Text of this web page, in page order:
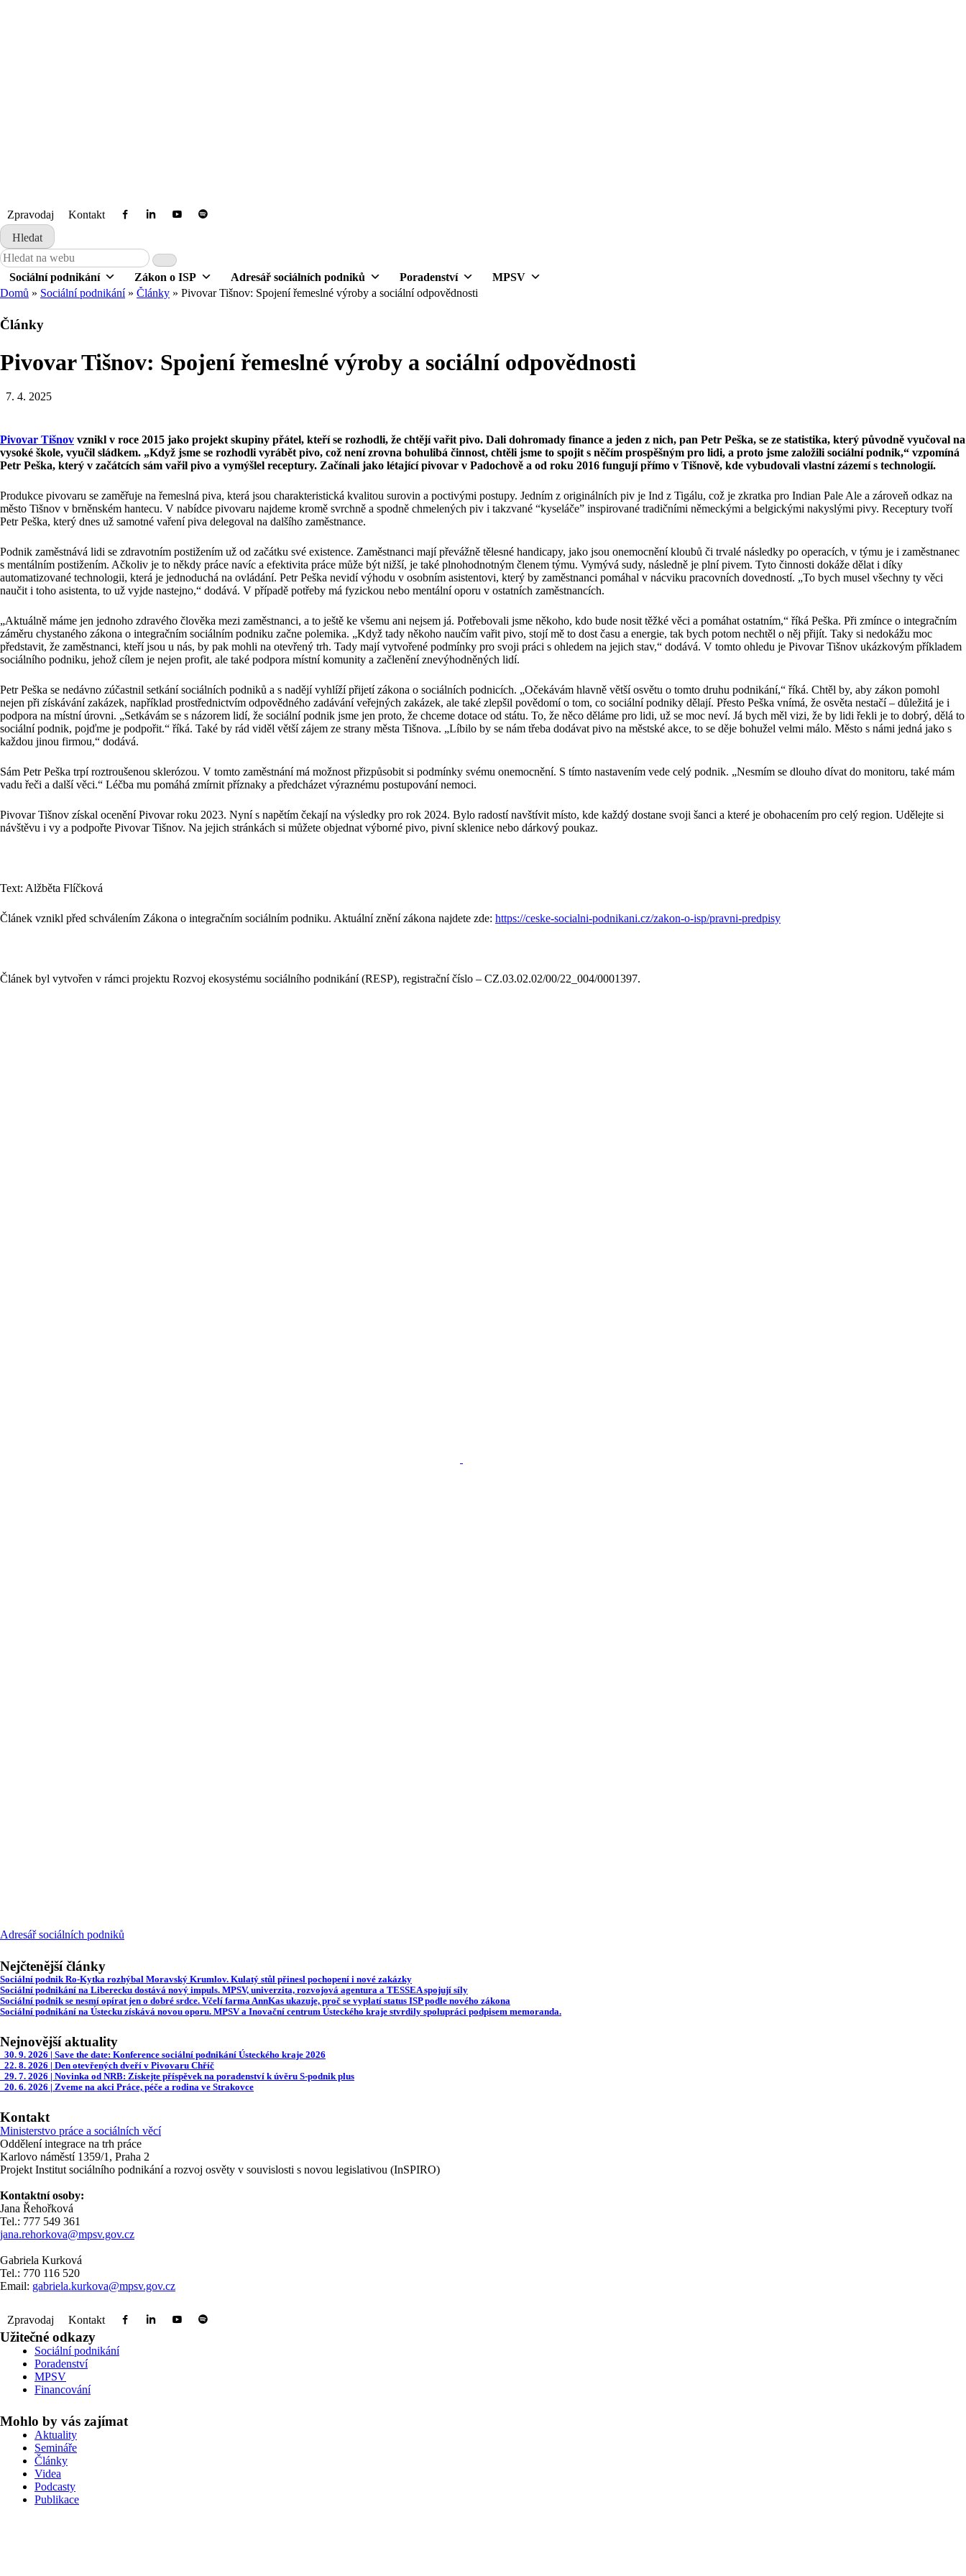
České sociální podnikání
Zpravodaj
Kontakt
Hledat
Search
for:
Sociální podnikání
Zákon o ISP Adresář sociálních podniků Poradenství
MPSV
Domů » Sociální podnikání» Články » Pivovar Tišnov: Spojení řemeslné výroby a sociální odpovědnosti
Články
Pivovar Tišnov: Spojení řemeslné výroby a sociální odpovědnosti
7. 4. 2025
Pivovar Tišnov vznikl v roce 2015 jako projekt skupiny přátel, kteří se rozhodli, že chtějí vařit pivo. Dali dohromady finance a jeden z nich, pan Petr Peška, se ze statistika, který původně vyučoval na
vysoké škole, vyučil sládkem. „Když jsme se rozhodli vyrábět pivo, což není zrovna bohulibá činnost, chtěli jsme to spojit s něčím prospěšným pro lidi, a proto jsme založili sociální podnik,“ vzpomíná
Petr Peška, který v začátcích sám vařil pivo a vymýšlel receptury. Začínali jako létající pivovar v Padochově a od roku 2016 fungují přímo v Tišnově, kde vybudovali vlastní zázemí s technologií.
Produkce pivovaru se zaměřuje na řemeslná piva, která jsou charakteristická kvalitou surovin a poctivými postupy. Jedním z originálních piv je Ind z Tigálu, což je zkratka pro Indian Pale Ale a zároveň odkaz na
město Tišnov v brněnském hantecu. V nabídce pivovaru najdeme kromě svrchně a spodně chmelených piv i takzvané “kyseláče” inspirované tradičními německými a belgickými nakyslými pivy. Receptury tvoří
Petr Peška, který dnes už samotné vaření piva delegoval na dalšího zaměstnance.
Podnik zaměstnává lidi se zdravotním postižením už od začátku své existence. Zaměstnanci mají převážně tělesné handicapy, jako jsou onemocnění kloubů či trvalé následky po operacích, v týmu je i zaměstnanec
s mentálním postižením. Ačkoliv je to někdy práce navíc a efektivita práce může být nižší, je také plnohodnotným členem týmu. Vymývá sudy, následně je plní pivem. Tyto činnosti dokáže dělat i díky
automatizované technologii, která je jednoduchá na ovládání. Petr Peška nevidí výhodu v osobním asistentovi, který by zaměstnanci pomáhal v nácviku pracovních dovedností. „To bych musel všechny ty věci
naučit i toho asistenta, to už vyjde nastejno,“ dodává. V případě potřeby má fyzickou nebo mentální oporu v ostatních zaměstnancích.
„Aktuálně máme jen jednoho zdravého člověka mezi zaměstnanci, a to ještě ke všemu ani nejsem já. Potřebovali jsme někoho, kdo bude nosit těžké věci a pomáhat ostatním,“ říká Peška. Při zmínce o integračním
záměru chystaného zákona o integračním sociálním podniku začne polemika. „Když tady někoho naučím vařit pivo, stojí mě to dost času a energie, tak bych potom nechtěl o něj přijít. Taky si nedokážu moc
představit, že zaměstnanci, kteří jsou u nás, by pak mohli na otevřený trh. Tady mají vytvořené podmínky pro svoji práci s ohledem na jejich stav,“ dodává. V tomto ohledu je Pivovar Tišnov ukázkovým příkladem
sociálního podniku, jehož cílem je nejen profit, ale také podpora místní komunity a začlenění znevýhodněných lidí.
Petr Peška se nedávno zúčastnil setkání sociálních podniků a s nadějí vyhlíží přijetí zákona o sociálních podnicích. „Očekávám hlavně větší osvětu o tomto druhu podnikání,“ říká. Chtěl by, aby zákon pomohl
nejen při získávání zakázek, například prostřednictvím odpovědného zadávání veřejných zakázek, ale také zlepšil povědomí o tom, co sociální podniky dělají. Přesto Peška vnímá, že osvěta nestačí – důležitá je i
podpora na místní úrovni. „Setkávám se s názorem lidí, že sociální podnik jsme jen proto, že chceme dotace od státu. To, že něco děláme pro lidi, už se moc neví. Já bych měl vizi, že by lidi řekli je to dobrý, dělá to
sociální podnik, pojďme je podpořit.“ říká. Také by rád viděl větší zájem ze strany města Tišnova. „Líbilo by se nám třeba dodávat pivo na městské akce, to se děje bohužel velmi málo. Město s námi jedná jako s
každou jinou firmou,“ dodává.
Sám Petr Peška trpí roztroušenou sklerózou. V tomto zaměstnání má možnost přizpůsobit si podmínky svému onemocnění. S tímto nastavením vede celý podnik. „Nesmím se dlouho dívat do monitoru, také mám
vadu řeči a další věci.“ Léčba mu pomáhá zmírnit příznaky a předcházet výraznému postupování nemoci.
Pivovar Tišnov získal ocenění Pivovar roku 2023. Nyní s napětím čekají na výsledky pro rok 2024. Bylo radostí navštívit místo, kde každý dostane svoji šanci a které je obohacením pro celý region. Udělejte si
návštěvu i vy a podpořte Pivovar Tišnov. Na jejich stránkách si můžete objednat výborné pivo, pivní sklenice nebo dárkový poukaz.
Text: Alžběta Flíčková
Článek vznikl před schválením Zákona o integračním sociálním podniku. Aktuální znění zákona najdete zde: https://ceske-socialni-podnikani.cz/zakon-o-isp/pravni-predpisy
Článek byl vytvořen v rámci projektu Rozvoj ekosystému sociálního podnikání (RESP), registrační číslo – CZ.03.02.02/00/22_004/0001397.
Adresář sociálních podniků
Nejčtenější články
Sociální podnik Ro-Kytka rozhýbal Moravský Krumlov. Kulatý stůl přinesl pochopení i nové zakázky
Sociální podnikání na Liberecku dostává nový impuls. MPSV, univerzita, rozvojová agentura a TESSEA spojují síly
Sociální podnik se nesmí opírat jen o dobré srdce. Včelí farma AnnKas ukazuje, proč se vyplatí status ISP podle nového zákona
Sociální podnikání na Ústecku získává novou oporu. MPSV a Inovační centrum Ústeckého kraje stvrdily spolupráci podpisem memoranda.
Nejnovější aktuality
30. 9. 2026 | Save the date: Konference sociální podnikání Ústeckého kraje 2026
22. 8. 2026 | Den otevřených dveří v Pivovaru Chříč
29. 7. 2026 | Novinka od NRB: Získejte příspěvek na poradenství k úvěru S-podnik plus
20. 6. 2026 | Zveme na akci Práce, péče a rodina ve Strakovce
Kontakt
Ministerstvo práce a sociálních věcí
Oddělení integrace na trh práce
Karlovo náměstí 1359/1, Praha 2
Projekt Institut sociálního podnikání a rozvoj osvěty v souvislosti s novou legislativou (InSPIRO)
Kontaktní osoby:
Jana Řehořková
Tel.: 777 549 361
jana.rehorkova@mpsv.gov.cz
Gabriela Kurková
Tel.: 770 116 520
Email: gabriela.kurkova@mpsv.gov.cz
Zpravodaj Kontakt
Užitečné odkazy
Sociální podnikání
Poradenství
MPSV
Financování
Mohlo by vás zajímat
Aktuality
Semináře
Články
Videa
Podcasty
Publikace